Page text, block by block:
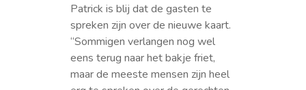
Patrick is blij dat de gasten te
spreken zijn over de nieuwe kaart.
“Sommigen verlangen nog wel
eens terug naar het bakje friet,
maar de meeste mensen zijn heel